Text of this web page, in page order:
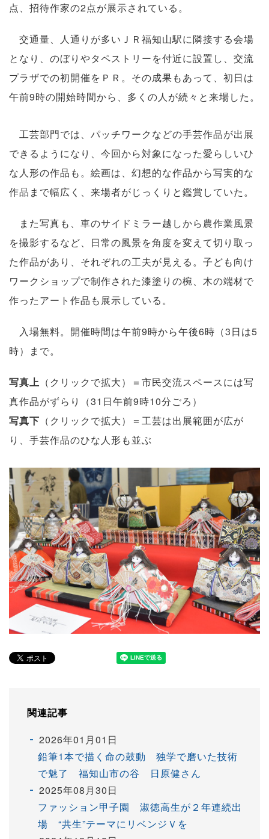
点、招待作家の2点が展示されている。
交通量、人通りが多いＪＲ福知山駅に隣接する会場
となり、のぼりやタペストリーを付近に設置し、交流
プラザでの初開催をＰＲ。その成果もあって、初日は
午前9時の開始時間から、多くの人が続々と来場した。
工芸部門では、パッチワークなどの手芸作品が出展
できるようになり、今回から対象になった愛らしいひ
な人形の作品も。絵画は、幻想的な作品から写実的な
作品まで幅広く、来場者がじっくりと鑑賞していた。
また写真も、車のサイドミラー越しから農作業風景
を撮影するなど、日常の風景を角度を変えて切り取っ
た作品があり、それぞれの工夫が見える。子ども向け
ワークショップで制作された漆塗りの椀、木の端材で
作ったアート作品も展示している。
入場無料。開催時間は午前9時から午後6時（3日は5
時）まで。
写真上 （クリックで拡大）＝市民交流スペースには写
真作品がずらり（31日午前9時10分ごろ）
写真下 （クリックで拡大）＝工芸は出展範囲が広が
り、手芸作品のひな人形も並ぶ
関連記事
2026年01月01日
鉛筆1本で描く命の鼓動 独学で磨いた技術
で魅了 福知山市の谷 日原健さん
2025年08月30日
ファッション甲子園 淑徳高生が２年連続出
場 “共生”テーマにリベンジＶを